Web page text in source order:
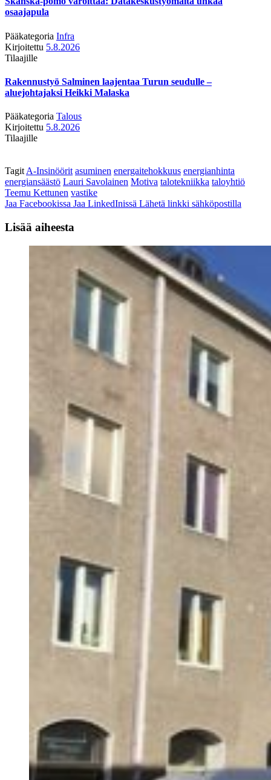
osaajapula
Pääkategoria Infra
Kirjoitettu 5.8.2026
Tilaajille
Rakennustyö Salminen laajentaa Turun seudulle –
aluejohtajaksi Heikki Malaska
Pääkategoria Talous
Kirjoitettu 5.8.2026
Tilaajille
Tagit A-Insinöörit asuminen energaitehokkuus energianhinta
energiansäästö Lauri Savolainen Motiva talotekniikka taloyhtiö
Teemu Kettunen vastike
Jaa Facebookissa Jaa LinkedInissä Lähetä linkki sähköpostilla
Lisää aiheesta